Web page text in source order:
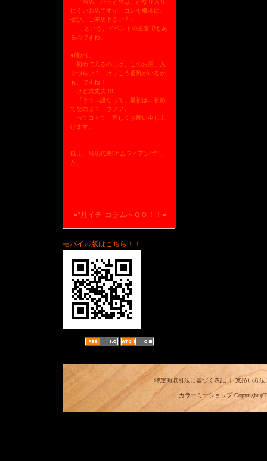
『当店、パッと見は、かなり入り
にくいお店ですが、コレを機会に、
ぜひ、ご来店下さい！』
という、イベントの主旨でもあ
るのですね。
●確かに…
初めて入るのには、このお店、入
りづらい？ けっこう勇気がいるか
も、ですね！
けど大丈夫!!!!
『そう…誰だって、最初は…初め
てなのよ？ ウフフ』
ってコトで、宜しくお願い申し上
げます。
以上、当店代表[キムライアン]でし
た。
●"月イチ"コラムへＧＯ！！●
モバイル版はこちら！！
特定商取引法に基づく表記｜支払い方法
カラーミーショップCopyright